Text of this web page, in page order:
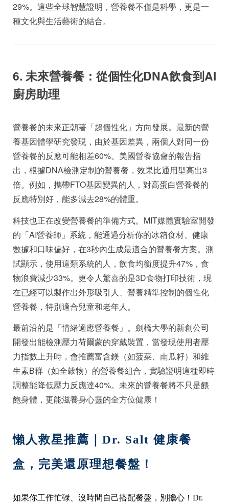
29%。這些全球智慧證明，營養餐不僅是科學，更是一
種文化與生活藝術的結合。
6. 未來營養餐：從個性化DNA飲食到AI
廚房助理
營養餐的未來正朝著「超個性化」方向發展。最新的營
養基因體學研究發現，由於基因差異，兩個人對同一份
營養餐的反應可能相差60%。美國營養協會的報告指
出，根據DNA檢測定制的營養餐，效果比通用型高出3
倍。例如，攜帶FTO基因變異的人，對高蛋白營養餐的
反應特別好，能多減去28%的體重。
科技也正在改變營養餐的準備方式。MIT媒體實驗室開發
的「AI營養師」系統，能通過分析你的冰箱食材、健康
數據和口味偏好，在3秒內生成最適合的營養餐方案。測
試顯示，使用這類系統的人，飲食均衡度提升47%，食
物浪費減少33%。更令人驚喜的是3D食物打印技術，現
在已經可以製作出外形吸引人、營養精準控制的個性化
營養餐，特別適合兒童和老年人。
最前沿的是「情緒適應營養餐」。劍橋大學的新創公司
開發出能檢測壓力荷爾蒙的穿戴裝置，當發現使用者壓
力指數上升時，會推薦富含鎂（如菠菜、南瓜籽）和維
生素B群（如全穀物）的營養餐組合，實驗證明這種即時
調整能降低壓力反應達40%。未來的營養餐將不只是餵
飽身體，更能滋養身心靈的全方位健康！
懶人救星推薦｜Dr. Salt 健康餐
盒，完美還原理想餐盤！
如果你工作忙碌、沒時間自己搭配餐盤，別擔心！Dr.